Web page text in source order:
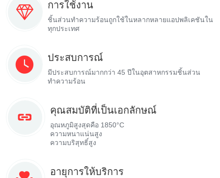
การใช้งาน
ชิ้นส่วนทำความร้อนถูกใช้ในหลากหลายแอปพลิเคชันใน
ทุกประเทศ
ประสบการณ์
มีประสบการณ์มากกว่า 45 ปีในอุตสาหกรรมชิ้นส่วน
ทำความร้อน
คุณสมบัติที่เป็นเอกลักษณ์
อุณหภูมิสูงสุดคือ 1850°C
ความหนาแน่นสูง
ความบริสุทธิ์สูง
อายุการให้บริการ